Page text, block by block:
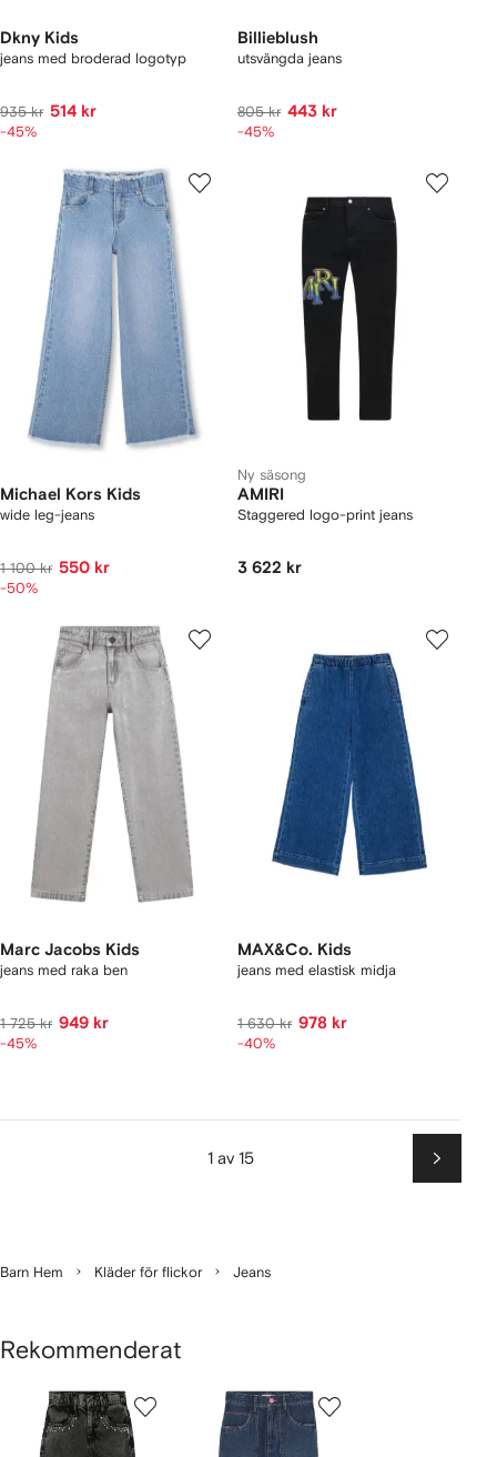
Dkny Kids
jeans med broderad logotyp
935 kr 514 kr
-45%
Billieblush
utsvängda jeans
805 kr 443 kr
-45%
Michael Kors Kids
wide leg-jeans
1 100 kr 550 kr
-50%
Ny säsong
AMIRI
Staggered logo-print jeans
3 622 kr
Marc Jacobs Kids
jeans med raka ben
1 725 kr 949 kr
-45%
MAX&Co. Kids
jeans med elastisk midja
1 630 kr 978 kr
-40%
1 av 15
Nästa
Barn Hem Kläder för flickor Jeans
Rekommenderat